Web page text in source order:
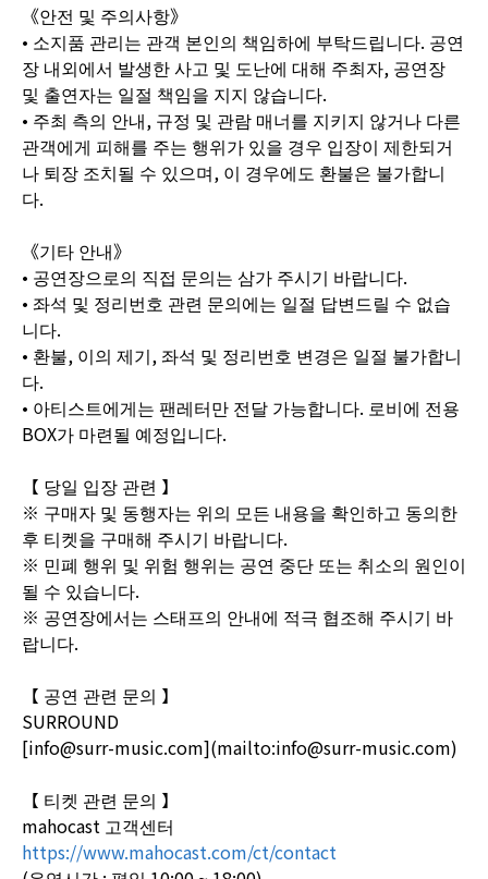
《안전 및 주의사항》
• 소지품 관리는 관객 본인의 책임하에 부탁드립니다. 공연
장 내외에서 발생한 사고 및 도난에 대해 주최자, 공연장
및 출연자는 일절 책임을 지지 않습니다.
• 주최 측의 안내, 규정 및 관람 매너를 지키지 않거나 다른
관객에게 피해를 주는 행위가 있을 경우 입장이 제한되거
나 퇴장 조치될 수 있으며, 이 경우에도 환불은 불가합니
다.
《기타 안내》
• 공연장으로의 직접 문의는 삼가 주시기 바랍니다.
• 좌석 및 정리번호 관련 문의에는 일절 답변드릴 수 없습
니다.
• 환불, 이의 제기, 좌석 및 정리번호 변경은 일절 불가합니
다.
• 아티스트에게는 팬레터만 전달 가능합니다. 로비에 전용
BOX가 마련될 예정입니다.
【 당일 입장 관련 】
※ 구매자 및 동행자는 위의 모든 내용을 확인하고 동의한
후 티켓을 구매해 주시기 바랍니다.
※ 민폐 행위 및 위험 행위는 공연 중단 또는 취소의 원인이
될 수 있습니다.
※ 공연장에서는 스태프의 안내에 적극 협조해 주시기 바
랍니다.
【 공연 관련 문의 】
SURROUND
[info@surr-music.com](mailto:info@surr-music.com)
【 티켓 관련 문의 】
mahocast 고객센터
https://www.mahocast.com/ct/contact